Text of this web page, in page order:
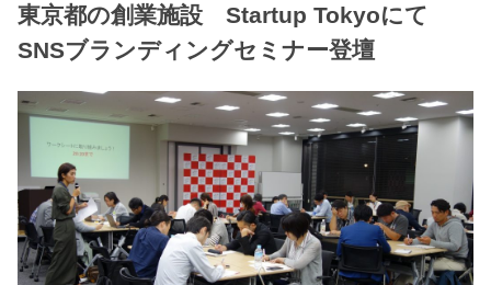
東京都の創業施設 Startup Tokyoにて
SNSブランディングセミナー登壇